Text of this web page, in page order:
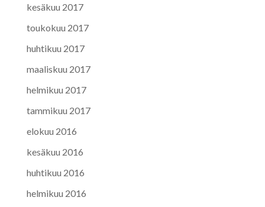
kesäkuu 2017
toukokuu 2017
huhtikuu 2017
maaliskuu 2017
helmikuu 2017
tammikuu 2017
elokuu 2016
kesäkuu 2016
huhtikuu 2016
helmikuu 2016